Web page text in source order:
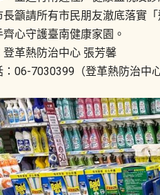
長籲請所有市民朋友澈底落實
心守護臺南健康家園。
登革熱防治中心 張芳馨
06-7030399（登革熱防治中心